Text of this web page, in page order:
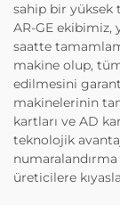
sahip bir yüksek
AR-GE ekibimiz,
saatte
makine olup,
edilmesini
makinelerinin
kartları ve AD
teknolojik
üreticilere